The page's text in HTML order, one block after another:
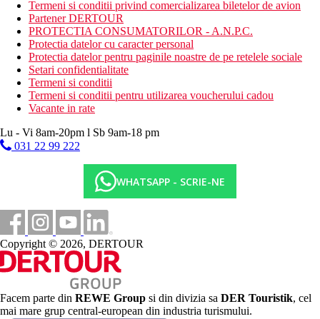
Termeni si conditii privind comercializarea biletelor de avion
Partener DERTOUR
PROTECTIA CONSUMATORILOR - A.N.P.C.
Protectia datelor cu caracter personal
Protectia datelor pentru paginile noastre de pe retelele sociale
Setari confidentialitate
Termeni si conditii
Termeni si conditii pentru utilizarea voucherului cadou
Vacante in rate
Lu - Vi 8am-20pm l Sb 9am-18 pm
031 22 99 222
WHATSAPP - SCRIE-NE
Copyright © 2026, DERTOUR
Facem parte din REWE Group si din divizia sa DER Touristik, cel
mai mare grup central-european din industria turismului.